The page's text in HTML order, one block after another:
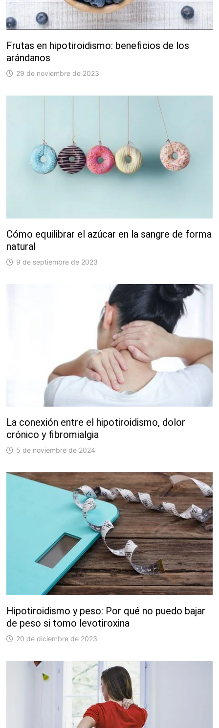
Frutas en hipotiroidismo: beneficios de los
arándanos
29 de noviembre de 2023
Cómo equilibrar el azúcar en la sangre de forma
natural
9 de septiembre de 2023
La conexión entre el hipotiroidismo, dolor
crónico y fibromialgia
5 de noviembre de 2024
Hipotiroidismo y peso: Por qué no puedo bajar
de peso si tomo levotiroxina
20 de diciembre de 2023